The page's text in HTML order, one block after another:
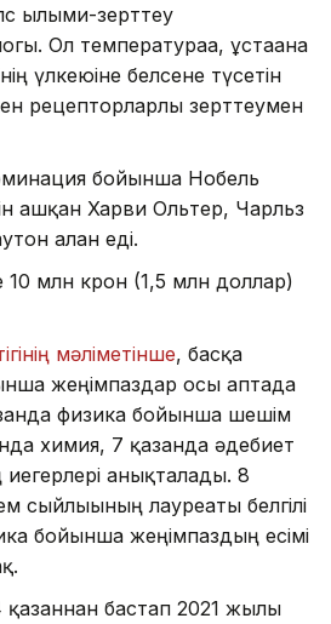
ғылыми-зерттеу
Ол температураға, ұстағанға
үлкеюіне белсене түсетін
рецепторларлы зерттеумен
бойынша Нобель
ашқан Харви Ольтер, Чарльз
алған еді.
10 млн крон (1,5 млн доллар)
мәліметінше, басқа
жеңімпаздар осы аптада
физика бойынша шешім
химия, 7 қазанда әдебиет
анықталады. 8
сыйлығының лауреаты белгілі
бойынша жеңімпаздың есімі
қазаннан бастап 2021 жылғы